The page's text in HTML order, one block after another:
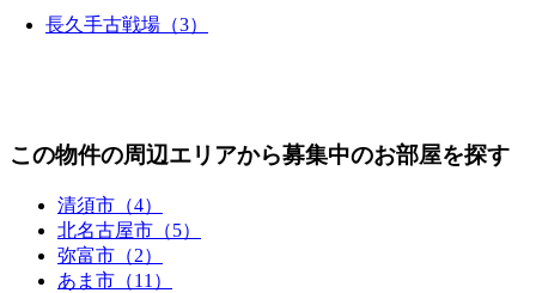
長久手古戦場（3）
この物件の周辺エリアから募集中のお部屋を探す
清須市（4）
北名古屋市（5）
弥富市（2）
あま市（11）